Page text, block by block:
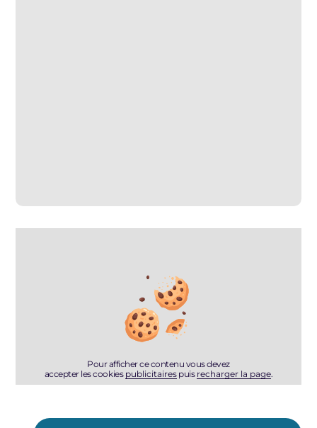
Pour afficher ce contenu vous devez
accepter les cookies publicitairespuis recharger la page.